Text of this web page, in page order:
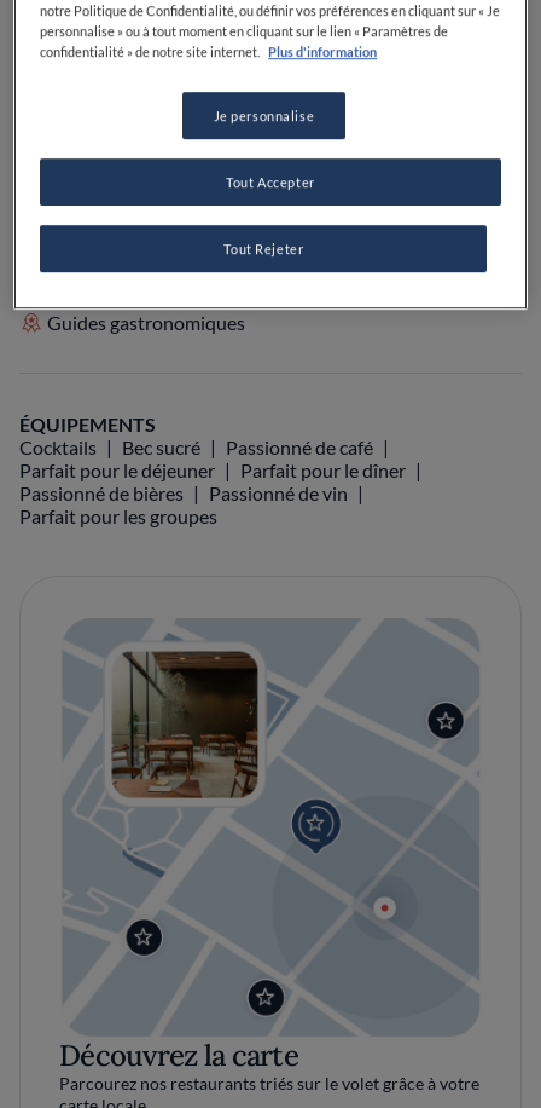
PRIX
VOIR SUR LA CARTE +33 1 43 20 40 19
Guides gastronomiques
ÉQUIPEMENTS
Cocktails
Bec sucré
Passionné de café
Parfait pour le déjeuner
Parfait pour le dîner
Passionné de bières
Passionné de vin
Parfait pour les groupes
Découvrez la carte
Parcourez nos restaurants triés sur le volet grâce à votre
notre Politique de Confidentialité, ou définir vos préférences en cliquant sur « Je
personnalise » ou à tout moment en cliquant sur le lien « Paramètres de
confidentialité » de notre site internet.
Plus d'information
Je personnalise
Tout Rejeter
Tout Accepter